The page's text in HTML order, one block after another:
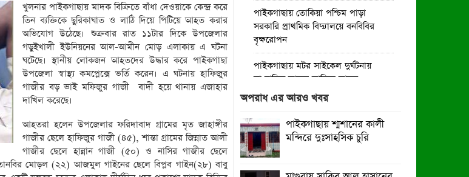
খুলনার পাইকগাছায় মাদক বিক্রিতে বাঁধা দেওয়াকে কেন্দ্র করে
তিন ব্যক্তিকে ছুরিকাঘাত ও লাঠি দিয়ে পিটিয়ে আহত করার
অভিযোগ উঠেছে। শুক্রবার রাত ১১টার দিকে উপজেলার
গড়ুইখালী ইউনিয়নের আল-আমীন মোড় এলাকায় এ ঘটনা
ঘটেছে। স্থানীয় লোকজন আহতদের উদ্ধার করে পাইকগাছা
উপজেলা স্বাস্থ্য কমপ্লেক্সে ভর্তি করেন। এ ঘটনায় হাফিজুর
গাজীর বড় ভাই মফিজুর গাজী বাদী হয়ে থানায় এজাহার
দাখিল করেছে।
আহতরা হলেন উপজেলার ফরিদাবাদ গ্রামের মৃত জাহাঙ্গীর
গাজীর ছেলে হাফিজুর গাজী (৪৫), শান্তা গ্রামের জিন্নাত আলী
গাজীর ছেলে হান্নান গাজী (৫০) ও নাসির গাজীর ছেলে
মোড়ল (২২) আজমুল গাইনের ছেলে বিপ্লব গাইন(২৮) বাবু
পাইকগাছায় তোকিয়া পশ্চিম পাড়া
সরকারি প্রাথমিক বিদ‍্যালয়ে বনবিবির
বৃক্ষরোপন
পাইকগাছায় মটর সাইকেল দুর্ঘটনায়
সাংবাদিক আব্দুল আজিজ আহত
পাইকগাছায় পাট কাটা, নতুন পানিতে জাগ
দেওয়া, ধোয়া ও শুকানোয় ব্যস্ত চাষিরা
পাইকগাছায় শ্মশানের কালী মন্দিরে
দুঃসাহসিক চুরি
অপরাধ এর আরও খবর
পাইকগাছায় শ্মশানের কালী
মন্দিরে দুঃসাহসিক চুরি